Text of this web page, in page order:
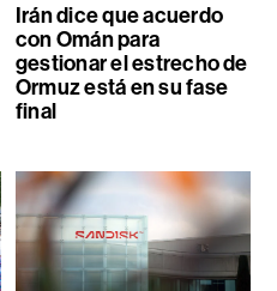
Irán dice que acuerdo
con Omán para
gestionar el estrecho de
Ormuz está en su fase
final